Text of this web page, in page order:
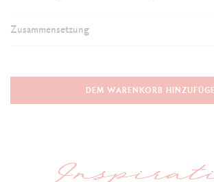
Zusammensetzung
Offen, bei hinten aufgesteckter
DEM WARENKORB